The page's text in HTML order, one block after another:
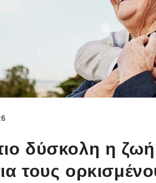
δύσκολη η ζωή
τους